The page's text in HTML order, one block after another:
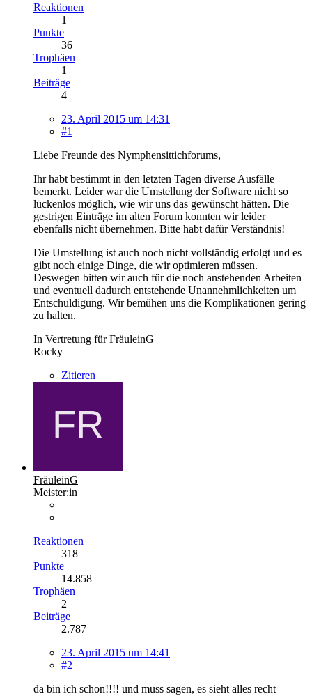
Reaktionen
1
Punkte
36
Trophäen
1
Beiträge
4
23. April 2015 um 14:31
#1
Liebe Freunde des Nymphensittichforums,
Ihr habt bestimmt in den letzten Tagen diverse Ausfälle
bemerkt. Leider war die Umstellung der Software nicht so
lückenlos möglich, wie wir uns das gewünscht hätten. Die
gestrigen Einträge im alten Forum konnten wir leider
ebenfalls nicht übernehmen. Bitte habt dafür Verständnis!
Die Umstellung ist auch noch nicht vollständig erfolgt und es
gibt noch einige Dinge, die wir optimieren müssen.
Deswegen bitten wir auch für die noch anstehenden Arbeiten
und eventuell dadurch entstehende Unannehmlichkeiten um
Entschuldigung. Wir bemühen uns die Komplikationen gering
zu halten.
In Vertretung für FräuleinG
Rocky
Zitieren
FräuleinG
Meister:in
Reaktionen
318
Punkte
14.858
Trophäen
2
Beiträge
2.787
23. April 2015 um 14:41
#2
da bin ich schon!!!! und muss sagen, es sieht alles recht